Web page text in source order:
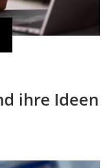
ihre Ideen